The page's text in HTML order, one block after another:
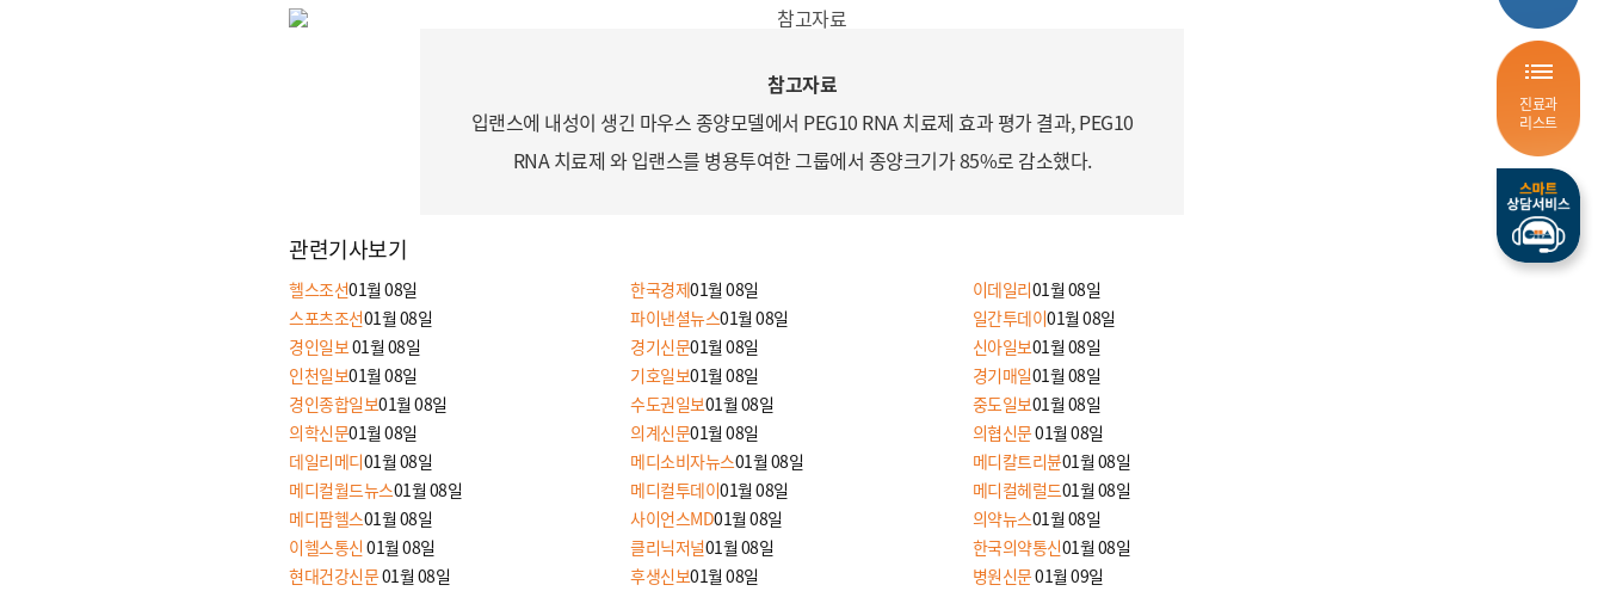
진료과
리스트
참고자료
입랜스에 내성이 생긴 마우스 종양모델에서 PEG10 RNA 치료제 효과 평가 결과, PEG10
RNA 치료제 와 입랜스를 병용투여한 그룹에서 종양크기가 85%로 감소했다.
관련기사보기
헬스조선01월 08일 한국경제01월 08일 이데일리01월 08일
스포츠조선01월 08일 파이낸셜뉴스01월 08일 일간투데이01월 08일
경인일보01월 08일 경기신문01월 08일 신아일보01월 08일
인천일보01월 08일 기호일보01월 08일 경기매일01월 08일
경인종합일보01월 08일 수도권일보01월 08일 중도일보01월 08일
의학신문01월 08일 의계신문01월 08일 의협신문01월 08일
데일리메디01월 08일 메디소비자뉴스01월 08일 메디칼트리뷴01월 08일
메디컬월드뉴스01월 08일 메디컬투데이01월 08일 메디컬헤럴드01월 08일
메디팜헬스01월 08일 사이언스MD01월 08일 의약뉴스01월 08일
이헬스통신 01월 08일 클리닉저널01월 08일 한국의약통신01월 08일
현대건강신문01월 08일 후생신보01월 08일 병원신문01월 09일